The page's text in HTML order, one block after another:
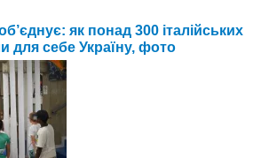
як понад 300 італійських
для себе Україну, фото